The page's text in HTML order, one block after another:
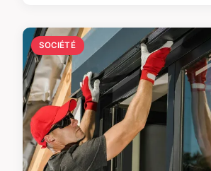
SOCIÉTÉ